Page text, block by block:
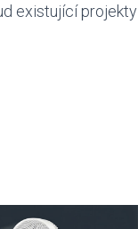
existující projekty